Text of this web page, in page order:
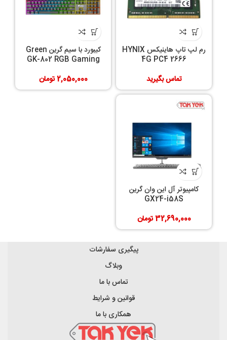
رم لپ تاپ هاینیکس HYNIX
4G PC4 2666
تماس بگیرید
کیبورد با سیم گرین Green
GK-802 RGB Gaming
2,050,000تومان
کامپیوتر آل این وان گرین
GX24-i58S
32,690,000تومان
پیگیری سفارشات
وبلاگ
تماس با ما
قوانین و شرایط
همکاری با ما